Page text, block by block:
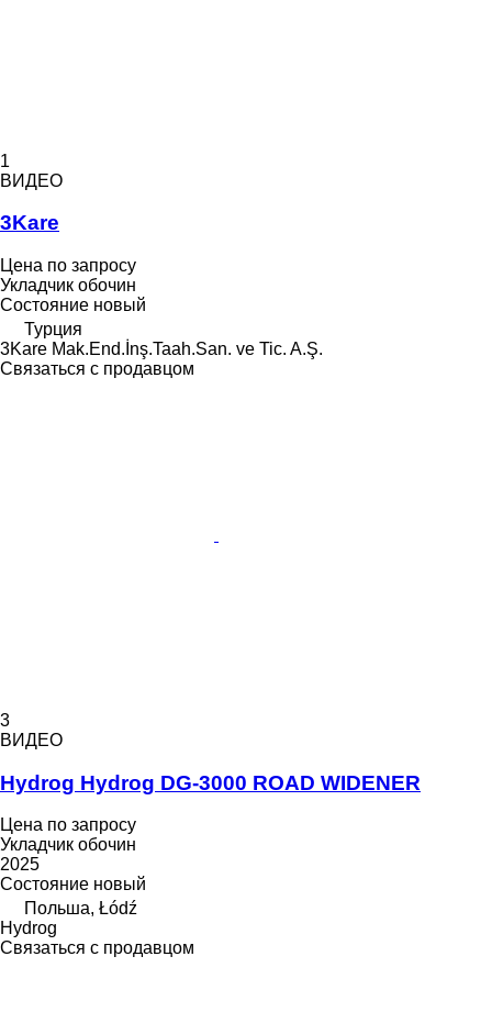
1
ВИДЕО
3Kare
Цена по запросу
Укладчик обочин
Состояние новый
Турция
3Kare Mak.End.İnş.Taah.San. ve Tic. A.Ş.
Связаться с продавцом
3
ВИДЕО
Hydrog Hydrog DG-3000 ROAD WIDENER
Цена по запросу
Укладчик обочин
2025
Состояние новый
Польша, Łódź
Hydrog
Связаться с продавцом